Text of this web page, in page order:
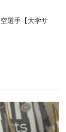
選手【大学サ